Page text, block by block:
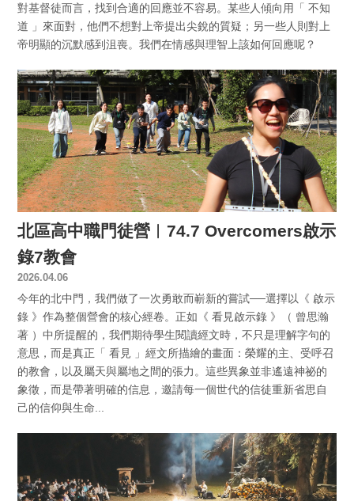
對基督徒而言，找到合適的回應並不容易。某些人傾向用「 不知
道 」來面對，他們不想對上帝提出尖銳的質疑；另一些人則對上
帝明顯的沉默感到沮喪。我們在情感與理智上該如何回應呢？
北區高中職門徒營︱74.7 Overcomers啟示
錄7教會
2026.04.06
今年的北中門，我們做了一次勇敢而嶄新的嘗試──選擇以《 啟示
錄 》作為整個營會的核心經卷。正如《 看見啟示錄 》（ 曾思瀚
著 ）中所提醒的，我們期待學生閱讀經文時，不只是理解字句的
意思，而是真正「 看見 」經文所描繪的畫面：榮耀的主、受呼召
的教會，以及屬天與屬地之間的張力。這些異象並非遙遠神祕的
象徵，而是帶著明確的信息，邀請每一個世代的信徒重新省思自
己的信仰與生命...